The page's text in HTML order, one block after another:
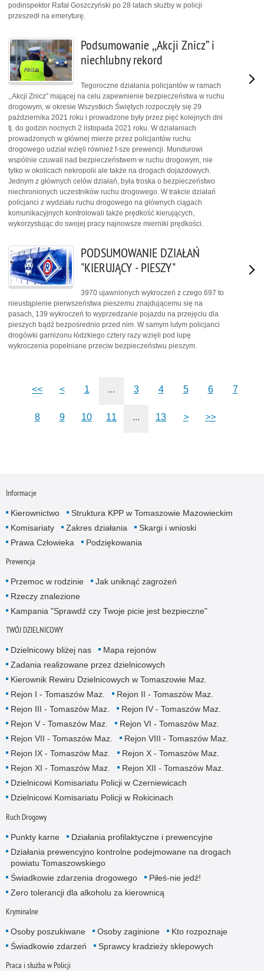
podinspektor Rafał Goszczyński po 28 latach służby w policji
przeszedł na emeryturę.
Podsumowanie ,,Akcji Znicz” i
niechlubny rekord
Tegoroczne działania policjantów w ramach
,,Akcji Znicz” mającej na celu zapewnienie bezpieczeństwa w ruchu
drogowym, w okresie Wszystkich Świętych rozpoczęły się 29
października 2021 roku i prowadzone były przez pięć kolejnych dni
tj. do godzin nocnych 2 listopada 2021 roku. W działaniach
prowadzonych w głównej mierze przez policjantów ruchu
drogowego udział wzięli również f-sze prewencji. Mundurowi
wspólnie czuwali nad bezpieczeństwem w ruchu drogowym, nie
tylko w okolicach nekropolii ale także na drogach dojazdowych.
Jednym z głównych celów działań, była troska o bezpieczeństwo
niechronionych uczestników ruchu drogowego. W trakcie działań
policjanci z wydziału ruchu drogowego na głównych ciągach
komunikacyjnych kontrolowali także prędkość kierujących,
wykorzystując do swojej pracy najnowsze mierniki prędkości.
PODSUMOWANIE DZIAŁAŃ
"KIERUJĄCY - PIESZY"
3970 ujawnionych wykroczeń z czego 697 to
nieustąpienie pierwszeństwa pieszemu znajdującemu się na
pasach, 139 wykroczeń to wyprzedzanie pojazdu na przejęciu dla
pieszych bądź bezpośrednio przed nim. W samym lutym policjanci
drogówki garnizonu łódzkiego cztery razy wzięli pod lupę
wykroczenia popełniane przeciw bezpieczeństwu pieszym.
<< < 1 ... 3 4 5 6 7
8 9 10 11 ... 13 > >>
Informacje
Kierownictwo
Struktura KPP w Tomaszowie Mazowieckim
Komisariaty
Zakres działania
Skargi i wnioski
Prawa Człowieka
Podziękowania
Prewencja
Przemoc w rodzinie
Jak uniknąć zagrożeń
Rzeczy znalezione
Kampania "Sprawdź czy Twoje picie jest bezpieczne"
TWÓJ DZIELNICOWY
Dzielnicowy bliżej nas
Mapa rejonów
Zadania realizowane przez dzielnicowych
Kierownik Rewiru Dzielnicowych w Tomaszowie Maz.
Rejon I - Tomaszów Maz.
Rejon II - Tomaszów Maz.
Rejon III - Tomaszów Maz.
Rejon IV - Tomaszów Maz.
Rejon V - Tomaszów Maz.
Rejon VI - Tomaszów Maz.
Rejon VII - Tomaszów Maz.
Rejon VIII - Tomaszów Maz.
Rejon IX - Tomaszów Maz.
Rejon X - Tomaszów Maz.
Rejon XI - Tomaszów Maz.
Rejon XII - Tomaszów Maz.
Dzielnicowi Komisariatu Policji w Czerniewicach
Dzielnicowi Komisariatu Policji w Rokicinach
Ruch Drogowy
Punkty karne
Działania profilaktyczne i prewencyjne
Działania prewencyjno kontrolne podejmowane na drogach
powiatu Tomaszowskiego
Świadkowie zdarzenia drogowego
Piłeś-nie jedź!
Zero tolerancji dla alkoholu za kierownicą
Kryminalne
Osoby poszukiwane Osoby zaginione
Kto rozpoznaje
Świadkowie zdarzeń
Sprawcy kradzieży sklepowych
Praca i służba w Policji